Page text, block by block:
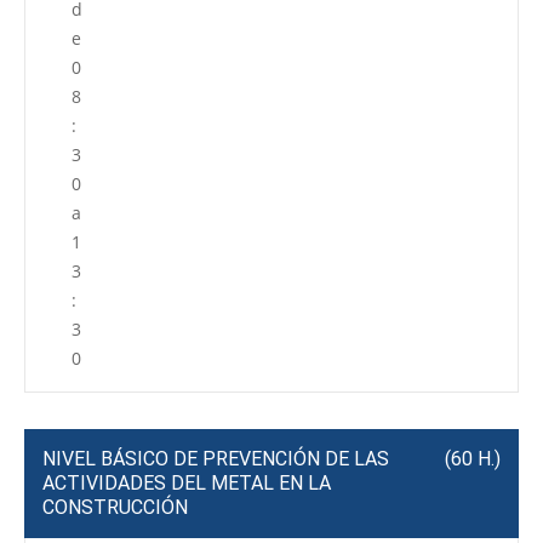
d
e
0
8
:
3
0
a
1
3
:
3
0
NIVEL BÁSICO DE PREVENCIÓN DE LAS
ACTIVIDADES DEL METAL EN LA
CONSTRUCCIÓN
(60 H.)